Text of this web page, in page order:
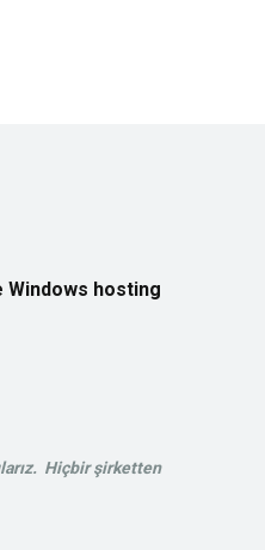
Windows hosting
Hiçbir şirketten